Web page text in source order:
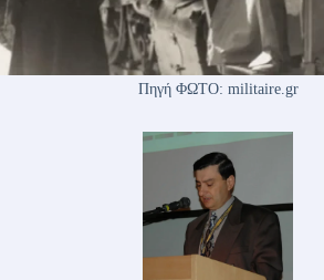
Πηγή ΦΩΤΟ: militaire.gr